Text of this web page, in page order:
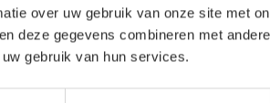
over uw gebruik van onze site met
deze gegevens combineren met
gebruik van hun services.